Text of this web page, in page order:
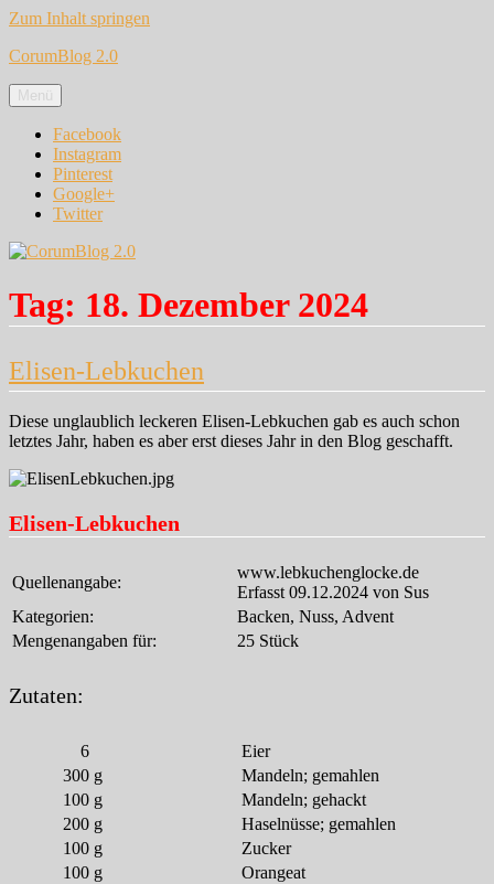
Zum Inhalt springen
CorumBlog 2.0
Menü
Facebook
Instagram
Pinterest
Google+
Twitter
Tag: 18. Dezember 2024
Elisen-Lebkuchen
Diese unglaublich leckeren Elisen-Lebkuchen gab es auch schon
letztes Jahr, haben es aber erst dieses Jahr in den Blog geschafft.
Elisen-Lebkuchen
Quellenangabe:
www.lebkuchenglocke.de
Erfasst 09.12.2024 von Sus
Kategorien:
Backen, Nuss, Advent
Mengenangaben für:
25 Stück
Zutaten:
6
Eier
300 g
Mandeln; gemahlen
100 g
Mandeln; gehackt
200 g
Haselnüsse; gemahlen
100 g
Zucker
100 g
Orangeat